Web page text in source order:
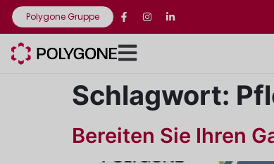
Polygone Gruppe
Schlagwort:
Bereiten Sie Ihren